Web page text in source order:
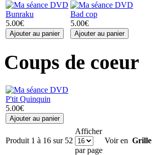
Bunraku
5.00€
Bad cop
5.00€
Coups de coeur
P'tit Quinquin
5.00€
Produit 1 à 16 sur 52
Afficher
par page
Voir en Grille